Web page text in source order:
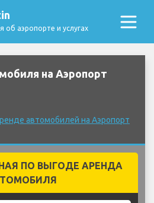
аэропорте и услугах
на Аэропорт
автомобилей на Аэропорт
ПО ВЫГОДЕ АРЕНДА